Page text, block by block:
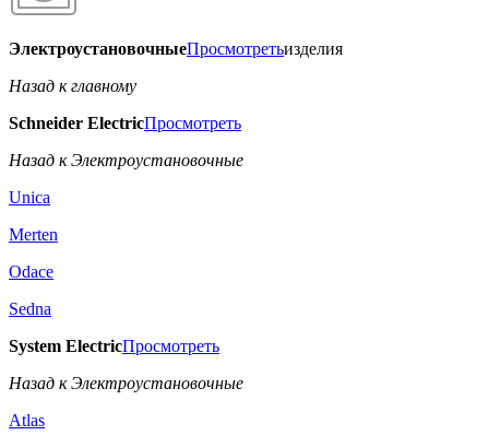
ЭлектроустановочныеПросмотретьизделия
Назад к главному
Schneider ElectricПросмотреть
Назад к Электроустановочные
Unica
Merten
Odace
Sedna
System ElectricПросмотреть
Назад к Электроустановочные
Atlas